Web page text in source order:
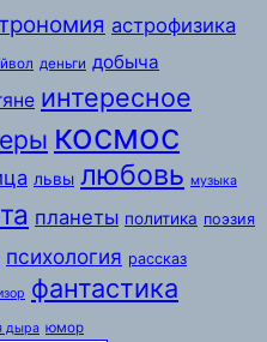
астрофизика
деньги добыча
интересное
космос
львы любовь музыка
планеты политика поэзия
психология рассказ
фантастика
дыра юмор